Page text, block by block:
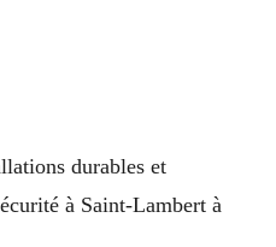
durables et
à Saint-Lambert à